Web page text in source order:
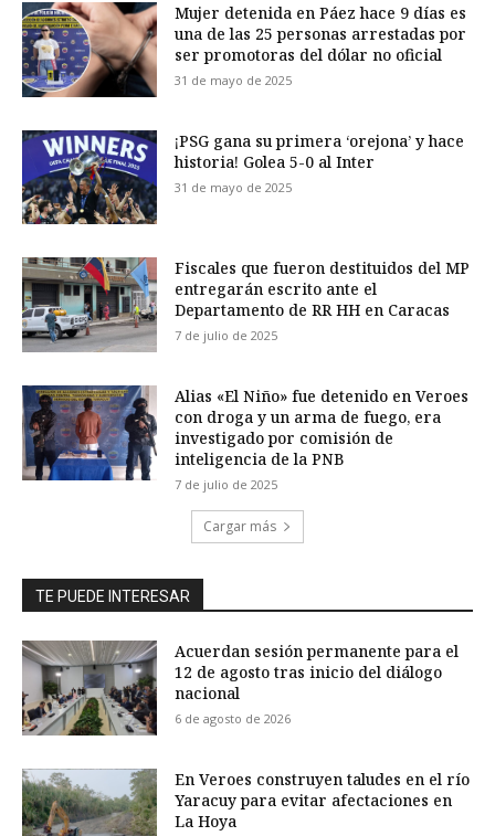
Mujer detenida en Páez hace 9 días es
una de las 25 personas arrestadas por
ser promotoras del dólar no oficial
31 de mayo de 2025
¡PSG gana su primera ‘orejona’ y hace
historia! Golea 5-0 al Inter
31 de mayo de 2025
Fiscales que fueron destituidos del MP
entregarán escrito ante el
Departamento de RR HH en Caracas
7 de julio de 2025
Alias «El Niño» fue detenido en Veroes
con droga y un arma de fuego, era
investigado por comisión de
inteligencia de la PNB
7 de julio de 2025
Cargar más
TE PUEDE INTERESAR
Acuerdan sesión permanente para el
12 de agosto tras inicio del diálogo
nacional
6 de agosto de 2026
En Veroes construyen taludes en el río
Yaracuy para evitar afectaciones en
La Hoya